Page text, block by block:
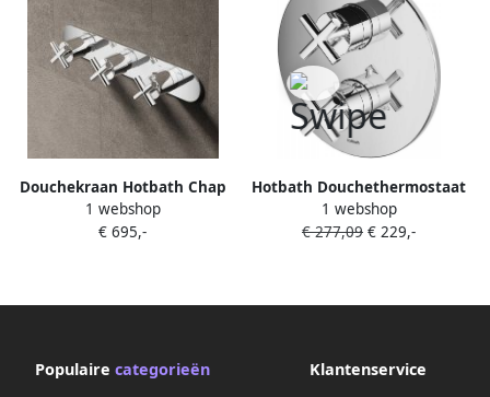
Douchekraan Hotbath Chap
Inbouw Thermostatisch
Horizontaal Rond Glans
1 webshop
€ 695,-
Hotbath Douchethermostaat
Chap Inbouw 2-weg
Kruisgreep Chroom (excl.
1 webshop
€ 277,09 € 229,-
Populaire categorieën Klantenservice